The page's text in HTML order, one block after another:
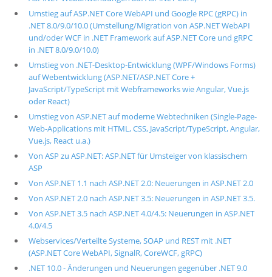
Umstieg auf ASP.NET Core WebAPI und Google RPC (gRPC) in
.NET 8.0/9.0/10.0 (Umstellung/Migration von ASP.NET WebAPI
und/oder WCF in .NET Framework auf ASP.NET Core und gRPC
in .NET 8.0/9.0/10.0)
Umstieg von .NET-Desktop-Entwicklung (WPF/Windows Forms)
auf Webentwicklung (ASP.NET/ASP.NET Core +
JavaScript/TypeScript mit Webframeworks wie Angular, Vue.js
oder React)
Umstieg von ASP.NET auf moderne Webtechniken (Single-Page-
Web-Applications mit HTML, CSS, JavaScript/TypeScript, Angular,
Vue.js, React u.a.)
Von ASP zu ASP.NET: ASP.NET für Umsteiger von klassischem
ASP
Von ASP.NET 1.1 nach ASP.NET 2.0: Neuerungen in ASP.NET 2.0
Von ASP.NET 2.0 nach ASP.NET 3.5: Neuerungen in ASP.NET 3.5.
Von ASP.NET 3.5 nach ASP.NET 4.0/4.5: Neuerungen in ASP.NET
4.0/4.5
Webservices/Verteilte Systeme, SOAP und REST mit .NET
(ASP.NET Core WebAPI, SignalR, CoreWCF, gRPC)
.NET 10.0 - Änderungen und Neuerungen gegenüber .NET 9.0